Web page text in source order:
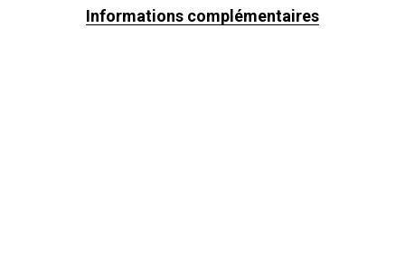
Informations complémentaires